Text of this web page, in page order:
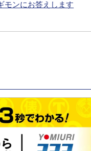
モンにお答えします